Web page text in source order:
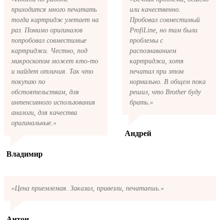
чтобы оформить доставку. Если вы не
получили письмо с копией заказа,
пожалуйста, свяжитесь с нами через сервис
обратная связь, или позвоните.
приходится много печатать
тогда картридж улетает на
раз. Помимо оригиналов
попробовал совместимые
картриджи. Честно, под
микроскопом может кто-то
и найдет отличия. Так что
покупаю по
обстоятельствам, для
интенсивного использования
аналоги, для качества
оригинальные.»
Владимир
или качественно.
Пробовал совместимый
ProfiLine, но там были
проблемы с
распознаванием
картриджа, хотя
печатал при этом
нормально. В общем пока
решил, что Brother буду
брать.»
Андрей
«Цена приемлемая. Заказал, привезли, печатаешь.»